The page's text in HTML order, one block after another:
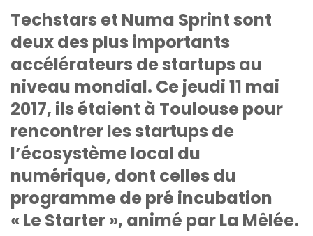
Techstars et Numa Sprint sont
deux des plus importants
accélérateurs de startups au
niveau mondial. Ce jeudi 11 mai
2017, ils étaient à Toulouse pour
rencontrer les startups de
l’écosystème local du
numérique, dont celles du
programme de pré incubation
« Le Starter », animé par La Mêlée.